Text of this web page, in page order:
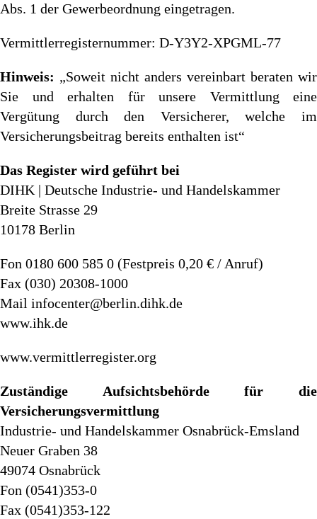
Abs. 1 der Gewerbeordnung eingetragen.
Vermittlerregisternummer: D-Y3Y2-XPGML-77
Hinweis: „Soweit nicht anders vereinbart beraten wir
Sie und erhalten für unsere Vermittlung eine
Vergütung durch den Versicherer, welche im
Versicherungsbeitrag bereits enthalten ist“
Das Register wird geführt bei
DIHK | Deutsche Industrie- und Handelskammer
Breite Strasse 29
10178 Berlin
Fon 0180 600 585 0 (Festpreis 0,20 € / Anruf)
Fax (030) 20308-1000
Mail infocenter@berlin.dihk.de
www.ihk.de
www.vermittlerregister.org
Zuständige Aufsichtsbehörde für die
Versicherungsvermittlung
Industrie- und Handelskammer Osnabrück-Emsland
Neuer Graben 38
49074 Osnabrück
Fon (0541)353-0
Fax (0541)353-122